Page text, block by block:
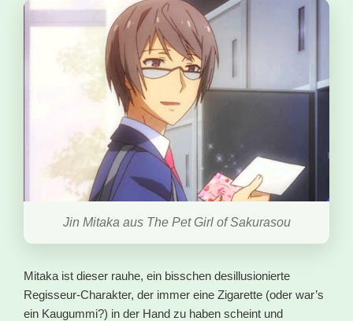
Jin Mitaka aus The Pet Girl of Sakurasou
Mitaka ist dieser rauhe, ein bisschen desillusionierte
Regisseur-Charakter, der immer eine Zigarette (oder war’s
ein Kaugummi?) in der Hand zu haben scheint und